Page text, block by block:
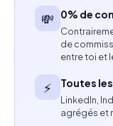
Aisance
Capacité à
Profil recherché
Expérience sur
💸 0% de
de
entre toi et
⚡ Toutes
LinkedIn,
agrégés et